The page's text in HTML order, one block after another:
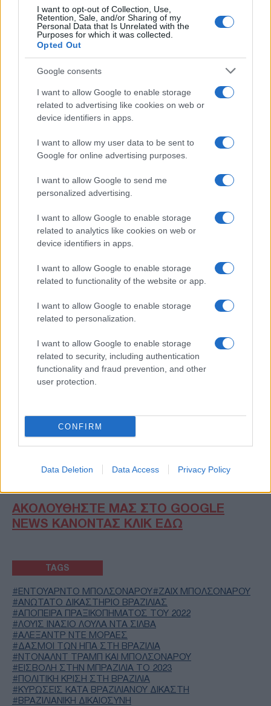
I want to opt-out of Collection, Use,
Retention, Sale, and/or Sharing of my
Personal Data that Is Unrelated with the
Purposes for which it was collected.
Opted Out
Google consents
I want to allow Google to enable storage
related to advertising like cookies on web or
device identifiers in apps.
I want to allow my user data to be sent to
Google for online advertising purposes.
I want to allow Google to send me
personalized advertising.
I want to allow Google to enable storage
related to analytics like cookies on web or
device identifiers in apps.
I want to allow Google to enable storage
related to functionality of the website or app.
I want to allow Google to enable storage
related to personalization.
I want to allow Google to enable storage
related to security, including authentication
functionality and fraud prevention, and other
user protection.
CONFIRM
Data Deletion Data Access Privacy Policy
Η υπόθεση του Ζαΐχ Μπολσονάρου συνδέεται με
τις εξελίξεις που ακολούθησαν τις προεδρικές
εκλογές του 2022. Οι δικαστικές αρχές κατέληξαν
στο συμπέρασμα ότι υπήρξε οργανωμένο σχέδιο
ανατροπής του εκλογικού αποτελέσματος, το
οποίο συνδέθηκε και με την εισβολή
υποστηρικτών του πρώην προέδρου σε
κυβερνητικά κτίρια της Μπραζίλια τον Ιανουάριο
του 2023.
Η υπόθεση εξακολουθεί να προκαλεί έντονες
για πολιτική στοχοποίηση, ενώ η κυβέρνηση και η
Δικαιοσύνη υποστηρίζουν ότι πρόκειται για
εφαρμογή του νόμου απέναντι σε ενέργειες που
χώρας.
ΑΚΟΛΟΥΘΗΣΤΕ ΜΑΣ ΣΤΟ GOOGLE
NEWS ΚΑΝΟΝΤΑΣ ΚΛΙΚ ΕΔΩ
TAGS
ΕΝΤΟΥΆΡΝΤΟ ΜΠΟΛΣΟΝΆΡΟΥ
ΖΑΙΧ ΜΠΟΛΣΟΝΑΡΟΥ
ΑΝΏΤΑΤΟ ΔΙΚΑΣΤΉΡΙΟ ΒΡΑΖΙΛΊΑΣ
ΑΠΌΠΕΙΡΑ ΠΡΑΞΙΚΟΠΉΜΑΤΟΣ ΤΟΥ 2022
ΛΟΥΊΣ ΙΝΆΣΙΟ ΛΟΎΛΑ ΝΤΑ ΣΊΛΒΑ
ΑΛΕΞΆΝΤΡ ΝΤΕ ΜΟΡΆΕΣ
ΔΑΣΜΟΊ ΤΩΝ ΗΠΑ ΣΤΗ ΒΡΑΖΙΛΊΑ
ΝΤΌΝΑΛΝΤ ΤΡΑΜΠ ΚΑΙ ΜΠΟΛΣΟΝΆΡΟΥ
ΕΙΣΒΟΛΉ ΣΤΗΝ ΜΠΡΑΖΊΛΙΑ ΤΟ 2023
ΠΟΛΙΤΙΚΉ ΚΡΊΣΗ ΣΤΗ ΒΡΑΖΙΛΊΑ
ΚΥΡΏΣΕΙΣ ΚΑΤΆ ΒΡΑΖΙΛΙΆΝΟΥ ΔΙΚΑΣΤΉ
ΒΡΑΖΙΛΙΆΝΙΚΗ ΔΙΚΑΙΟΣΎΝΗ